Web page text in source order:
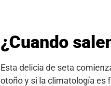
¿Cuando
Esta delicia de seta
otoño y si la climatología es